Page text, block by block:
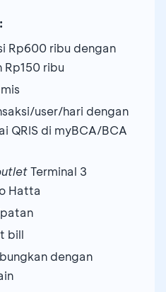
Rp600 ribu dengan
Rp150 ribu
user/hari dengan
QRIS di myBCA/BCA
Terminal 3
Hatta
bill
dengan